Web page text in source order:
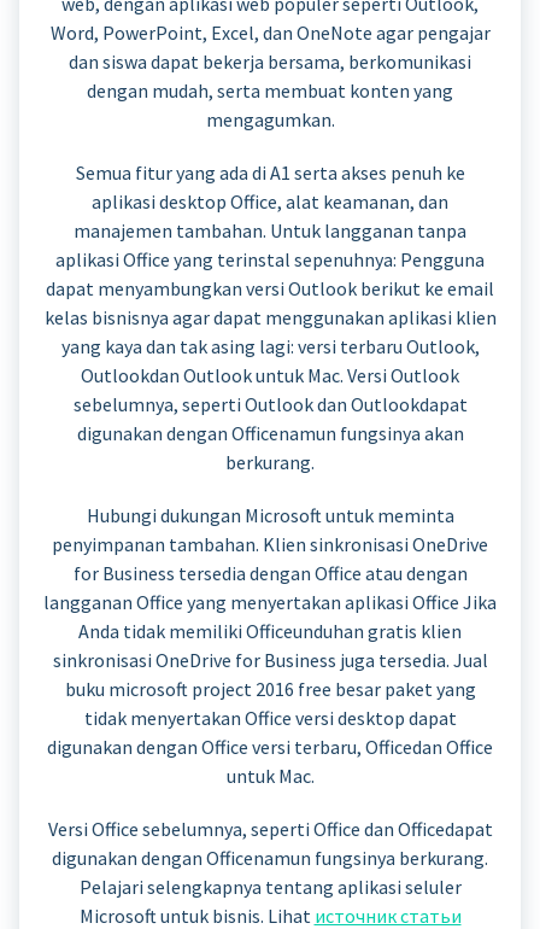
Word, PowerPoint, Excel, dan OneNote agar pengajar
dan siswa dapat bekerja bersama, berkomunikasi
dengan mudah, serta membuat konten yang
mengagumkan.
Semua fitur yang ada di A1 serta akses penuh ke
aplikasi desktop Office, alat keamanan, dan
manajemen tambahan. Untuk langganan tanpa
aplikasi Office yang terinstal sepenuhnya: Pengguna
dapat menyambungkan versi Outlook berikut ke email
kelas bisnisnya agar dapat menggunakan aplikasi klien
yang kaya dan tak asing lagi: versi terbaru Outlook,
Outlookdan Outlook untuk Mac. Versi Outlook
sebelumnya, seperti Outlook dan Outlookdapat
digunakan dengan Officenamun fungsinya akan
berkurang.
Hubungi dukungan Microsoft untuk meminta
penyimpanan tambahan. Klien sinkronisasi OneDrive
for Business tersedia dengan Office atau dengan
langganan Office yang menyertakan aplikasi Office Jika
Anda tidak memiliki Officeunduhan gratis klien
sinkronisasi OneDrive for Business juga tersedia. Jual
buku microsoft project 2016 free besar paket yang
tidak menyertakan Office versi desktop dapat
digunakan dengan Office versi terbaru, Officedan Office
untuk Mac.
Versi Office sebelumnya, seperti Office dan Officedapat
digunakan dengan Officenamun fungsinya berkurang.
Pelajari selengkapnya tentang aplikasi seluler
Microsoft untuk bisnis. Lihat источник статьи